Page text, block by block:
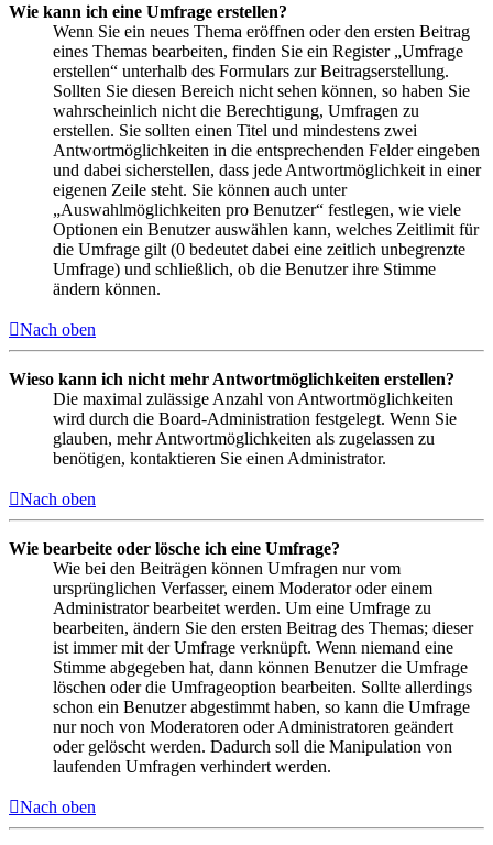
Wie kann ich eine Umfrage erstellen?
Wenn Sie ein neues Thema eröffnen oder den ersten Beitrag
eines Themas bearbeiten, finden Sie ein Register „Umfrage
erstellen“ unterhalb des Formulars zur Beitragserstellung.
Sollten Sie diesen Bereich nicht sehen können, so haben Sie
wahrscheinlich nicht die Berechtigung, Umfragen zu
erstellen. Sie sollten einen Titel und mindestens zwei
Antwortmöglichkeiten in die entsprechenden Felder eingeben
und dabei sicherstellen, dass jede Antwortmöglichkeit in einer
eigenen Zeile steht. Sie können auch unter
„Auswahlmöglichkeiten pro Benutzer“ festlegen, wie viele
Optionen ein Benutzer auswählen kann, welches Zeitlimit für
die Umfrage gilt (0 bedeutet dabei eine zeitlich unbegrenzte
Umfrage) und schließlich, ob die Benutzer ihre Stimme
ändern können.
Nach oben
Wieso kann ich nicht mehr Antwortmöglichkeiten erstellen?
Die maximal zulässige Anzahl von Antwortmöglichkeiten
wird durch die Board-Administration festgelegt. Wenn Sie
glauben, mehr Antwortmöglichkeiten als zugelassen zu
benötigen, kontaktieren Sie einen Administrator.
Nach oben
Wie bearbeite oder lösche ich eine Umfrage?
Wie bei den Beiträgen können Umfragen nur vom
ursprünglichen Verfasser, einem Moderator oder einem
Administrator bearbeitet werden. Um eine Umfrage zu
bearbeiten, ändern Sie den ersten Beitrag des Themas; dieser
ist immer mit der Umfrage verknüpft. Wenn niemand eine
Stimme abgegeben hat, dann können Benutzer die Umfrage
löschen oder die Umfrageoption bearbeiten. Sollte allerdings
schon ein Benutzer abgestimmt haben, so kann die Umfrage
nur noch von Moderatoren oder Administratoren geändert
oder gelöscht werden. Dadurch soll die Manipulation von
laufenden Umfragen verhindert werden.
Nach oben